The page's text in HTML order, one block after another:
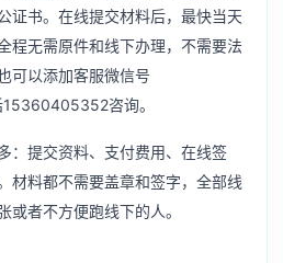
证书。在线提交材料后，最快当天
程无需原件和线下办理，不需要法
可以添加客服微信号
咨询。
：提交资料、支付费用、在线签
材料都不需要盖章和签字，全部线
或者不方便跑线下的人。